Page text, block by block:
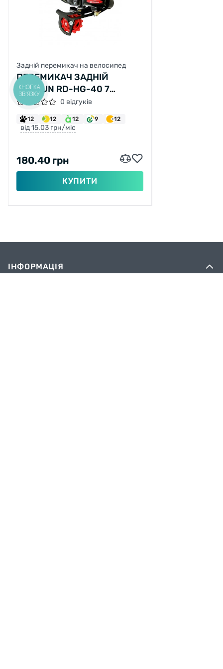
Задній перемикач на велосипед
ПЕРЕМИКАЧ ЗАДНІЙ
SUNRUN RD-HG-40 7
ШВИДКОСТЕЙ ПІД КРЮК
0 відгуків
12 12 12 9 12
від 15.03 грн/міс
180.40 грн
КУПИТИ
ІНФОРМАЦІЯ
КНОПКА
ЗВ'ЯЗКУ